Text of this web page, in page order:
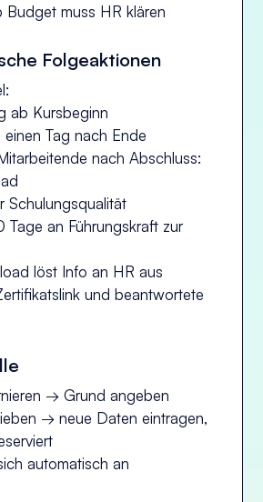
Budget muss HR klären
Folgeaktionen
ab Kursbeginn
Tag nach Ende
nach Abschluss:
Schulungsqualität
Tage an Führungskraft zur
löst Info an HR aus
und beantwortete
→ Grund angeben
→ neue Daten eintragen,
automatisch an